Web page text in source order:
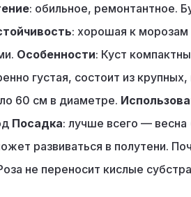
: обильное, ремонтантное.
: хорошая к морозам
Особенности: Куст
густая, состоит из
60 см в диаметре.
Посадка: лучше всего —
развиваться в полутени.
не переносит кислые